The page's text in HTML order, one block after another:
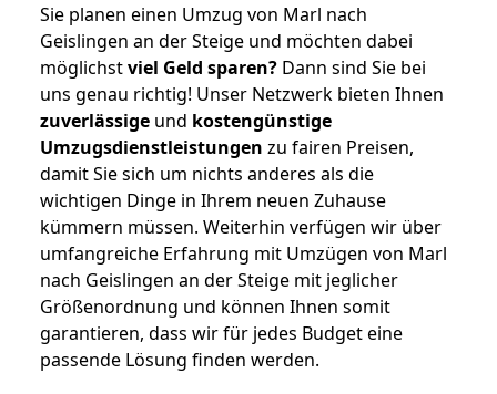
Sie planen einen Umzug von Marl nach
Geislingen an der Steige und möchten dabei
möglichstviel Geld sparen? Dann sind Sie bei
uns genau richtig! Unser Netzwerk bieten Ihnen
zuverlässige und kostengünstige
Umzugsdienstleistungen zu fairen Preisen,
damit Sie sich um nichts anderes als die
wichtigen Dinge in Ihrem neuen Zuhause
kümmern müssen. Weiterhin verfügen wir über
umfangreiche Erfahrung mit Umzügen von Marl
nach Geislingen an der Steige mit jeglicher
Größenordnung und können Ihnen somit
garantieren, dass wir für jedes Budget eine
passende Lösung finden werden.